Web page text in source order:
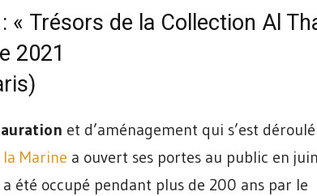
« Trésors de la Collection Al
2021
et d’aménagement qui s’est déroulé
Marine a ouvert ses portes au public en juin
été occupé pendant plus de 200 ans par le